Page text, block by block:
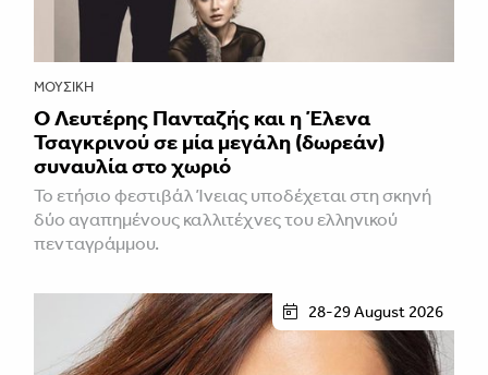
ΜΟΥΣΙΚΉ
Ο Λευτέρης Πανταζής και η Έλενα
Τσαγκρινού σε μία μεγάλη (δωρεάν)
συναυλία στο χωριό
Το ετήσιο φεστιβάλ Ίνειας υποδέχεται στη σκηνή
δύο αγαπημένους καλλιτέχνες του ελληνικού
πενταγράμμου.
28-29 August 2026